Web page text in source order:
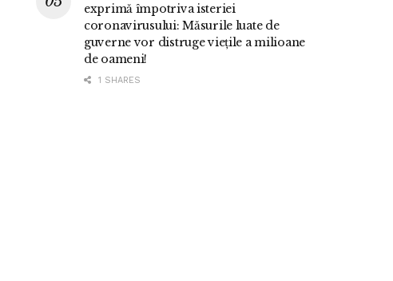
exprimă împotriva isteriei
coronavirusului: Măsurile luate de
guverne vor distruge viețile a milioane
de oameni!
1 SHARES